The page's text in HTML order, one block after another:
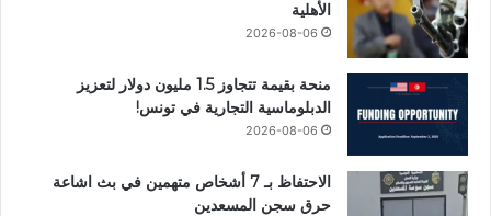
الأهلية
2026-08-06
منحة بقيمة تتجاوز 1.5 مليون دولار لتعزيز
الدبلوماسية التجارية في تونس!
2026-08-06
الاحتفاظ بـ 7 أشخاص متهمين في بث اشاعة
حرق سجن المسعدين